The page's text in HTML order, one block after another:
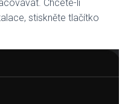
Chcete-li
stiskněte tlačítko